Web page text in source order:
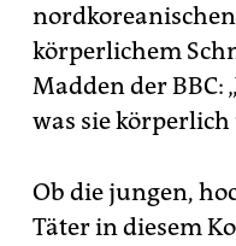
körperlichem
Madden der BBC:
was sie
Ob die jungen,
Täter in diesem